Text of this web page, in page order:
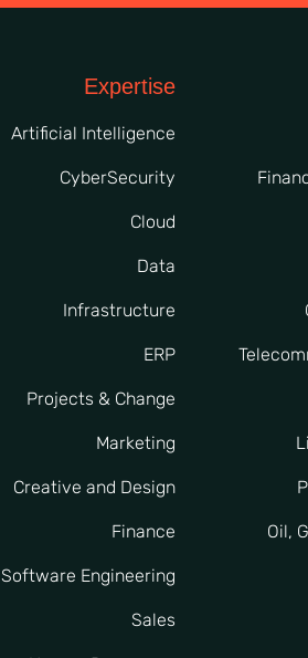
Oil,
Expertise
Artificial Intelligence
CyberSecurity
Cloud
Data
Infrastructure
ERP
Projects & Change
Marketing
Creative and Design
Finance
Software Engineering
Sales